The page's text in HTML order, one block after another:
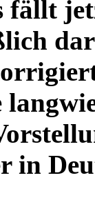
fällt
in